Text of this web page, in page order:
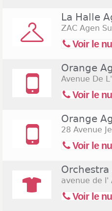
La Halle
ZAC Agen
Voir le
Orange
Avenue De
Voir le
Orange
28 Avenue
Voir le
Orchestra
avenue de l'
Voir le